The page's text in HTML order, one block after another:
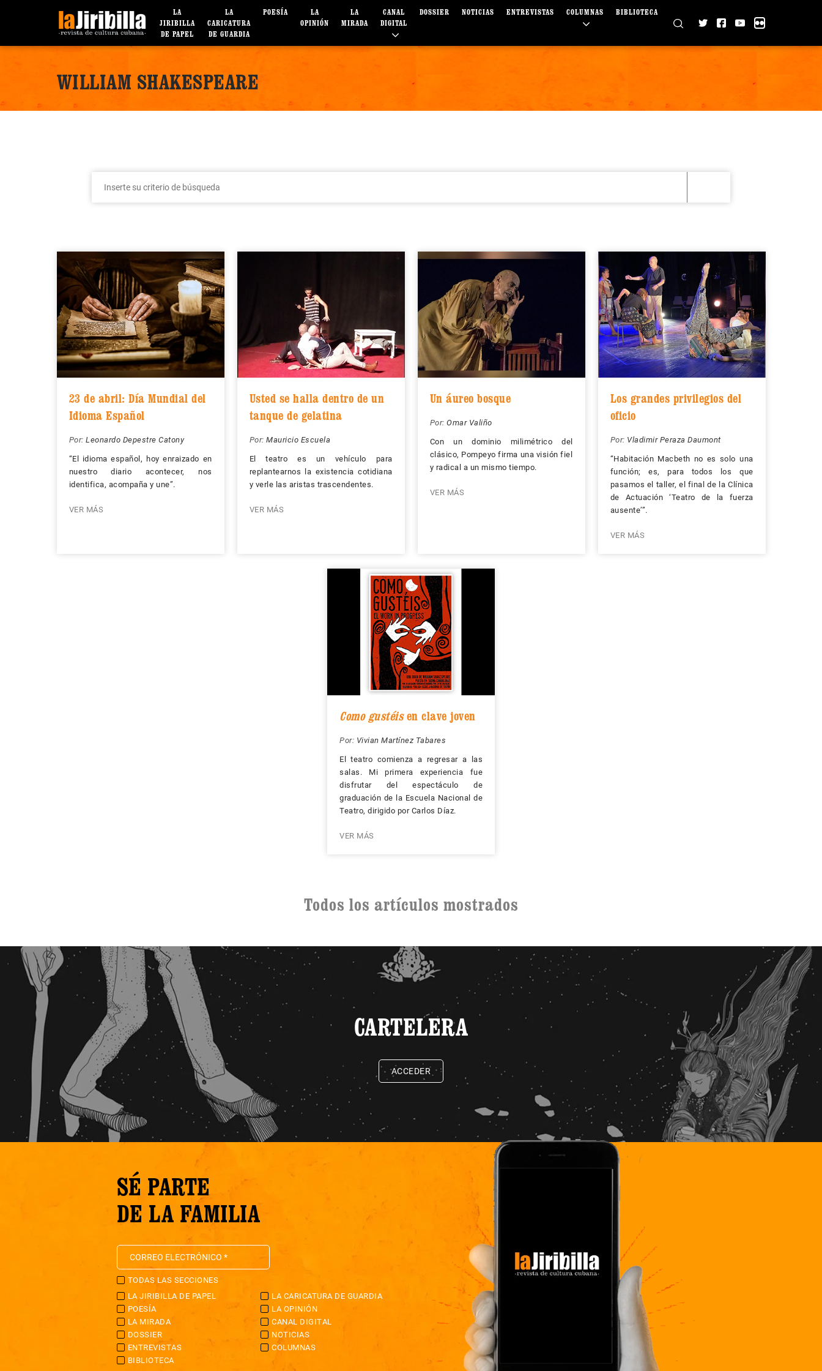
LA
JIRIBILLA
DE PAPEL
LA
CARICATURA
DE GUARDIA
POESÍA
LA
OPINIÓN
LA
MIRADA
CANAL
DIGITAL
DOSSIER NOTICIAS ENTREVISTAS COLUMNAS BIBLIOTECA
WILLIAM SHAKESPEARE
23 de abril: Día Mundial del
Idioma Español
Por: Leonardo Depestre Catony
“El idioma español, hoy enraizado en
nuestro diario acontecer, nos
identifica, acompaña y une”.
VER MÁS
Usted se halla dentro de un
tanque de gelatina
Por: Mauricio Escuela
El teatro es un vehículo para
replantearnos la existencia cotidiana
y verle las aristas trascendentes.
VER MÁS
Un áureo bosque
Por: Omar Valiño
Con un dominio milimétrico del
clásico, Pompeyo firma una visión fiel
y radical a un mismo tiempo.
VER MÁS
Los grandes privilegios del
oficio
Por: Vladimir Peraza Daumont
“Habitación Macbeth no es solo una
función; es, para todos los que
pasamos el taller, el final de la Clínica
de Actuación ‘Teatro de la fuerza
ausente’”.
VER MÁS
Como gustéisen clave joven
Por: Vivian Martínez Tabares
El teatro comienza a regresar a las
salas. Mi primera experiencia fue
disfrutar del espectáculo de
graduación de la Escuela Nacional de
Teatro, dirigido por Carlos Díaz.
VER MÁS
Todos los artículos mostrados
CARTELERA
ACCEDER
SÉ PARTE
DE LA FAMILIA
TODAS LAS SECCIONES
LA JIRIBILLA DE PAPEL
LA CARICATURA DE GUARDIA
POESÍA
LA OPINIÓN
LA MIRADA
CANAL DIGITAL
DOSSIER
NOTICIAS
ENTREVISTAS
COLUMNAS
BIBLIOTECA